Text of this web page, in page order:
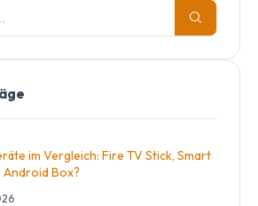
im Vergleich: Fire TV Stick, Smart
Box?